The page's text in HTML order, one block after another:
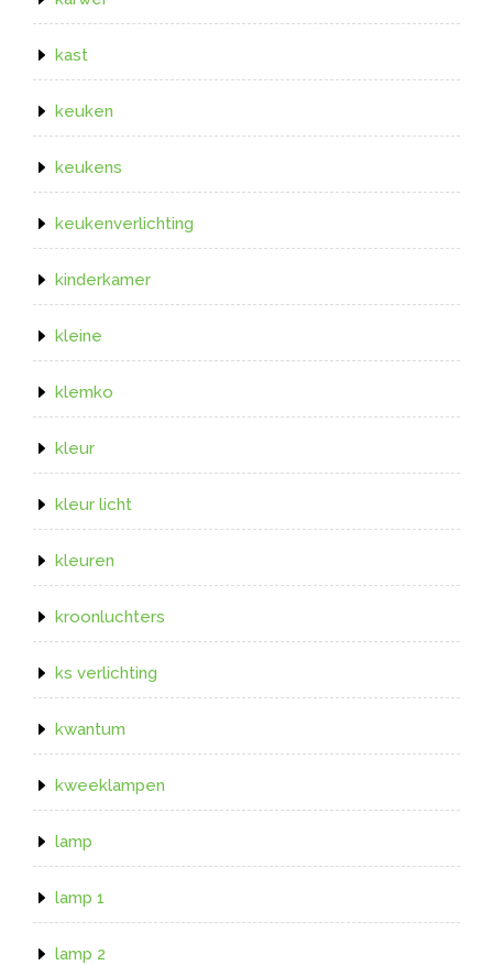
kast
keuken
keukens
keukenverlichting
kinderkamer
kleine
klemko
kleur
kleur licht
kleuren
kroonluchters
ks verlichting
kwantum
kweeklampen
lamp
lamp 1
lamp 2